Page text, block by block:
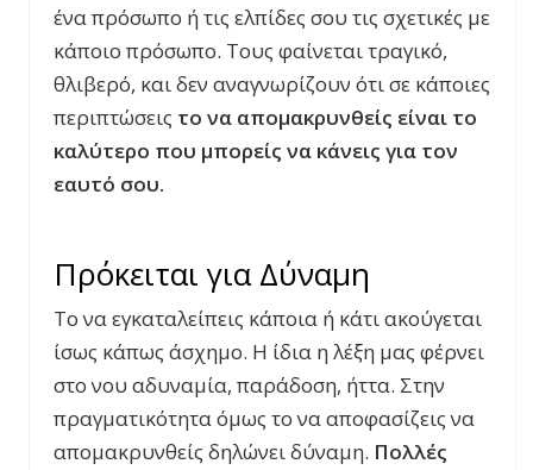
ένα πρόσωπο ή τις ελπίδες σου τις σχετικές με
κάποιο πρόσωπο. Τους φαίνεται τραγικό,
θλιβερό, και δεν αναγνωρίζουν ότι σε κάποιες
περιπτώσεις το να απομακρυνθείς είναι το
καλύτερο που μπορείς να κάνεις για τον
εαυτό σου.
Πρόκειται για Δύναμη
Το να εγκαταλείπεις κάποια ή κάτι ακούγεται
ίσως κάπως άσχημο. Η ίδια η λέξη μας φέρνει
στο νου αδυναμία, παράδοση, ήττα. Στην
πραγματικότητα όμως το να αποφασίζεις να
απομακρυνθείς δηλώνει δύναμη. Πολλές